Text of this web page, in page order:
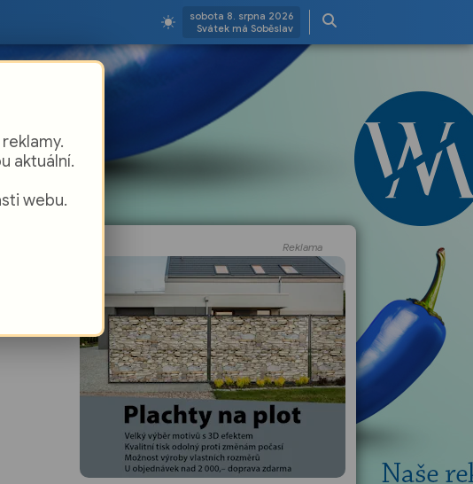
sobota 8. srpna 2026
Svátek má Soběslav
Reklama
aktuální.
webu.